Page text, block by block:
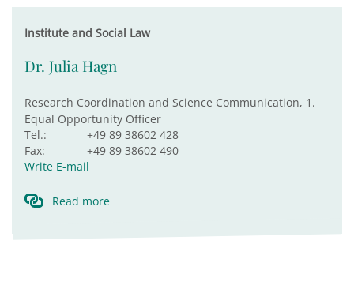
Institute and Social Law
Dr. Julia Hagn
Research Coordination and Science Communication, 1.
Equal Opportunity Officer
Tel.:
+49 89 38602 428
Fax:
+49 89 38602 490
Write E-mail
Read more